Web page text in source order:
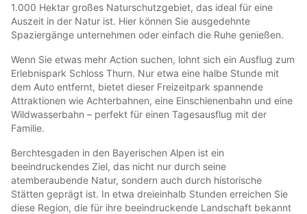
1.000 Hektar großes Naturschutzgebiet, das ideal für eine
Auszeit in der Natur ist. Hier können Sie ausgedehnte
Spaziergänge unternehmen oder einfach die Ruhe genießen.
Wenn Sie etwas mehr Action suchen, lohnt sich ein Ausflug zum
Erlebnispark Schloss Thurn. Nur etwa eine halbe Stunde mit
dem Auto entfernt, bietet dieser Freizeitpark spannende
Attraktionen wie Achterbahnen, eine Einschienenbahn und eine
Wildwasserbahn – perfekt für einen Tagesausflug mit der
Familie.
Berchtesgaden in den Bayerischen Alpen ist ein
beeindruckendes Ziel, das nicht nur durch seine
atemberaubende Natur, sondern auch durch historische
Stätten geprägt ist. In etwa dreieinhalb Stunden erreichen Sie
diese Region, die für ihre beeindruckende Landschaft bekannt